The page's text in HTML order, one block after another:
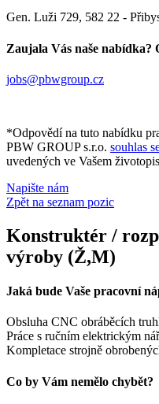
Gen. Luži 729, 582 22 -
Zaujala Vás naše nabídka?
jobs@pbwgroup.cz
*Odpovědí na tuto nabídku
PBW GROUP s.r.o. souhlas
uvedených ve Vašem
Napište nám
Zpět na seznam pozic
Konstruktér /
výroby (Ž,M)
Jaká bude Vaše pracovní
Obsluha CNC obráběcích
Práce s ručním elektrickým
Kompletace strojně
Co by Vám nemělo chybět?